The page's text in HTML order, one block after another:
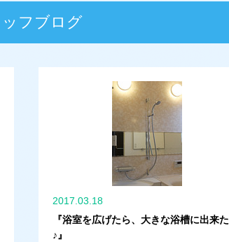
フブログ
2017.03.18
『浴室を広げたら、大きな浴槽に出来た
♪』